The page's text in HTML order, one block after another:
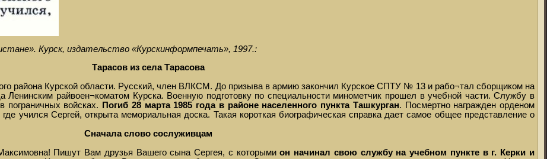
Курск, издательство «Курскинформпечать», 1997.:
Тарасов из села Тарасова
района Курской области. Русский, член ВЛКСМ. До призыва в армию закончил Курское СПТУ № 13 и рабо¬тал сборщиком на
райвоен¬коматом Курска. Военную подготовку по специальности минометчик прошел в учебной части. Службу в
пограничных войсках.
Погиб 28 марта 1985 года в районе населенного пункта Ташкурган. Посмертно награжден орденом
учился Сергей, открыта мемориальная доска. Такая короткая биографическая справка дает самое общее представление о
Сначала слово сослуживцам
Пишут Вам друзья Вашего сына Сергея, с которымион начинал свою службу на учебном пункте в г. Керки и